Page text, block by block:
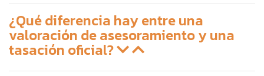
¿Qué diferencia hay entre una
valoración de asesoramiento y una
tasación oficial?